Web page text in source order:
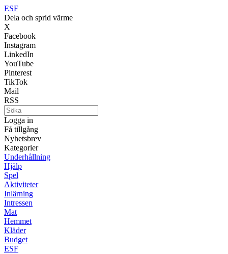
ESF
Dela och sprid värme
X
Facebook
Instagram
LinkedIn
YouTube
Pinterest
TikTok
Mail
RSS
Logga in
Få tillgång
Nyhetsbrev
Kategorier
Underhållning
Hjälp
Spel
Aktiviteter
Inlärning
Intressen
Mat
Hemmet
Kläder
Budget
ESF